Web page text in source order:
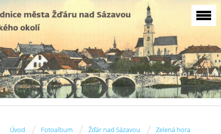
Úvod / Fotoalbum / Žďár nad Sázavou / Zelená hora